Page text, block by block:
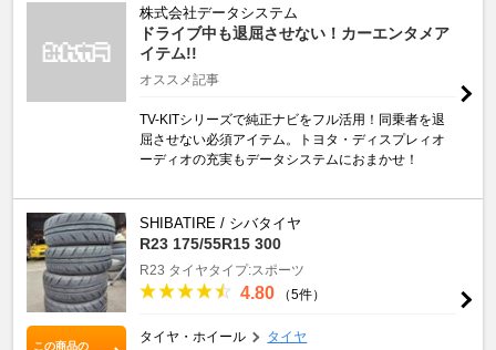
株式会社データシステム
ドライブ中も退屈させない！カーエンタメア
イテム!!
オススメ記事
TV-KITシリーズで純正ナビをフル活用！同乗者を退
屈させない必須アイテム。トヨタ・ディスプレィオ
ーディオの充実もデータシステムにおまかせ！
この商品の
SHIBATIRE / シバタイヤ
R23 175/55R15 300
R23 タイヤタイプ:スポーツ
4.80 （5件）
タイヤ・ホイール タイヤ